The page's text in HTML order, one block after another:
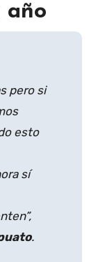
año
pero si
esto
sí
.